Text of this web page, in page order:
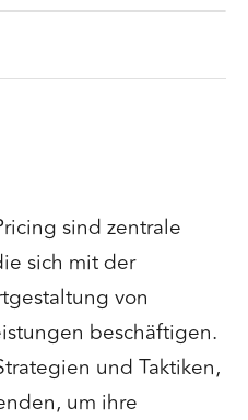
sind zentrale
sich mit der
von
beschäftigen.
und Taktiken,
um ihre